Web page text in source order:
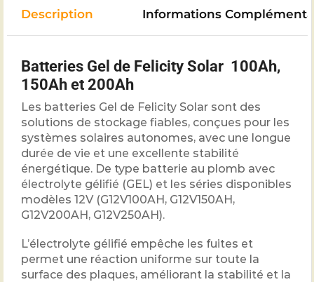
Description Informations
Batteries Gel de Felicity Solar 100Ah,
150Ah et 200Ah
Les batteries Gel de Felicity Solar sont des
solutions de stockage fiables, conçues pour les
systèmes solaires autonomes, avec une longue
durée de vie et une excellente stabilité
énergétique. De type batterie au plomb avec
électrolyte gélifié (GEL) et les séries disponibles
modèles 12V (G12V100AH, G12V150AH,
G12V200AH, G12V250AH).
L’électrolyte gélifié empêche les fuites et
permet une réaction uniforme sur toute la
surface des plaques, améliorant la stabilité et la